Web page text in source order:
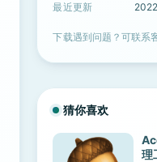
最近更新
下载遇到问题？可联系
猜你喜欢
理